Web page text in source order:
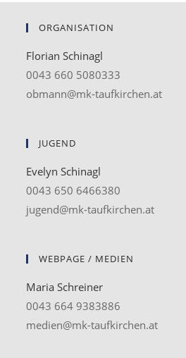
ORGANISATION
Florian Schinagl
0043 660 5080333
obmann@mk-taufkirchen.at
JUGEND
Evelyn Schinagl
0043 650 6466380
jugend@mk-taufkirchen.at
WEBPAGE / MEDIEN
Maria Schreiner
0043 664 9383886
medien@mk-taufkirchen.at